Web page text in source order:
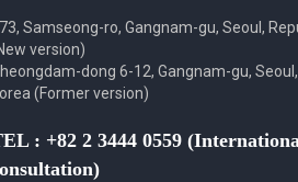
Samseong-ro, Gangnam-gu, Seoul,
version)
dong 6-12, Gangnam-gu,
(Former version)
: +82 2 3444 0559